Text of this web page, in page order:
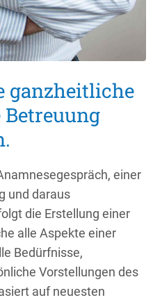
ganzheitliche
einer
und daraus
die Erstellung einer
alle Aspekte einer
Bedürfnisse,
Vorstellungen des
auf neuesten